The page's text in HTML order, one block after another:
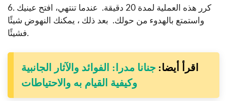
6. كرر هذه العملية لمدة 20 دقيقة. عندما تنتهي، افتح عينيك
واستمتع بالهدوء من حولك. بعد ذلك ، يمكنك النهوض شيئًا
فشيئًا.
اقرأ أيضا: جنانا مدرا: الفوائد والآثار الجانبية
وكيفية القيام به والاحتياطات